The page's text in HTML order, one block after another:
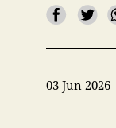
03 Jun 2026